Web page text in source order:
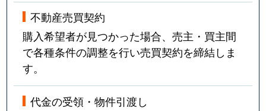
不動産売買契約
購入希望者が見つかった場合、売主・買主間
で各種条件の調整を行い売買契約を締結しま
す。
代金の受領・物件引渡し